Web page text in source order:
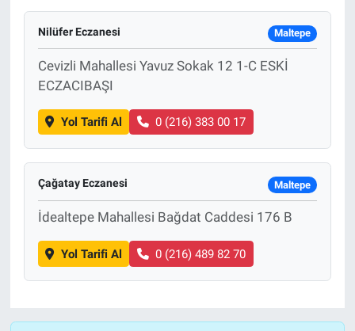
Nilüfer Eczanesi Maltepe
Cevizli Mahallesi Yavuz Sokak 12 1-C ESKİ
ECZACIBAŞI
Yol Tarifi Al 0 (216) 383 00 17
Çağatay Eczanesi Maltepe
İdealtepe Mahallesi Bağdat Caddesi 176 B
Yol Tarifi Al 0 (216) 489 82 70